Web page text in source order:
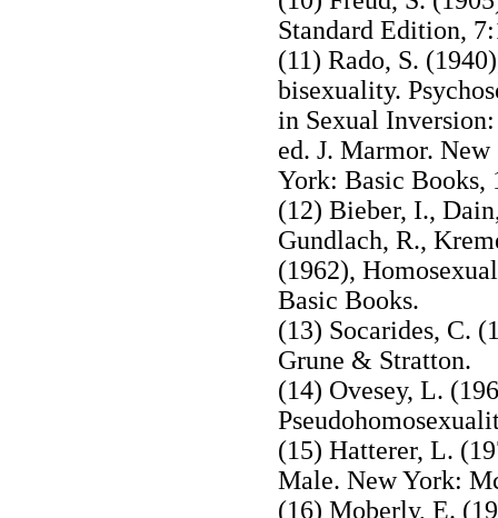
Standard Edition,
(11) Rado, S.
bisexuality.
in Sexual
ed. J. Marmor. New
York: Basic Books,
(12) Bieber, I.,
Gundlach, R.,
(1962),
Basic Books.
(13) Socarides, C.
Grune & Stratton.
(14) Ovesey, L.
(15) Hatterer, L.
Male. New York:
(16) Moberly, E.